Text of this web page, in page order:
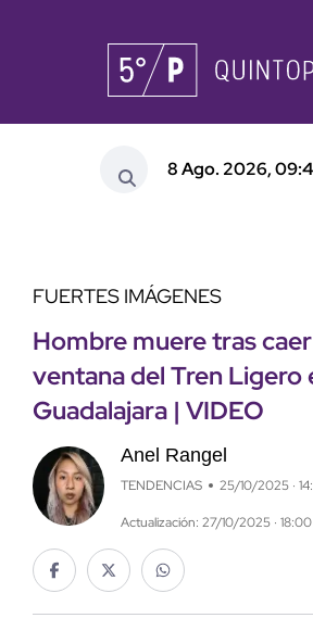
8 Ago. 2026,
FUERTES IMÁGENES
Hombre muere tras
ventana del Tren Ligero
Guadalajara | VIDEO
Anel Rangel
TENDENCIAS 25/10/2025 ·
Actualización: 27/10/2025 ·